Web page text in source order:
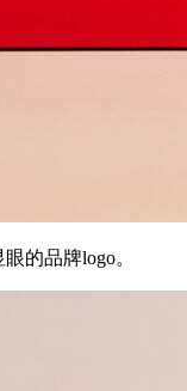
的品牌logo。